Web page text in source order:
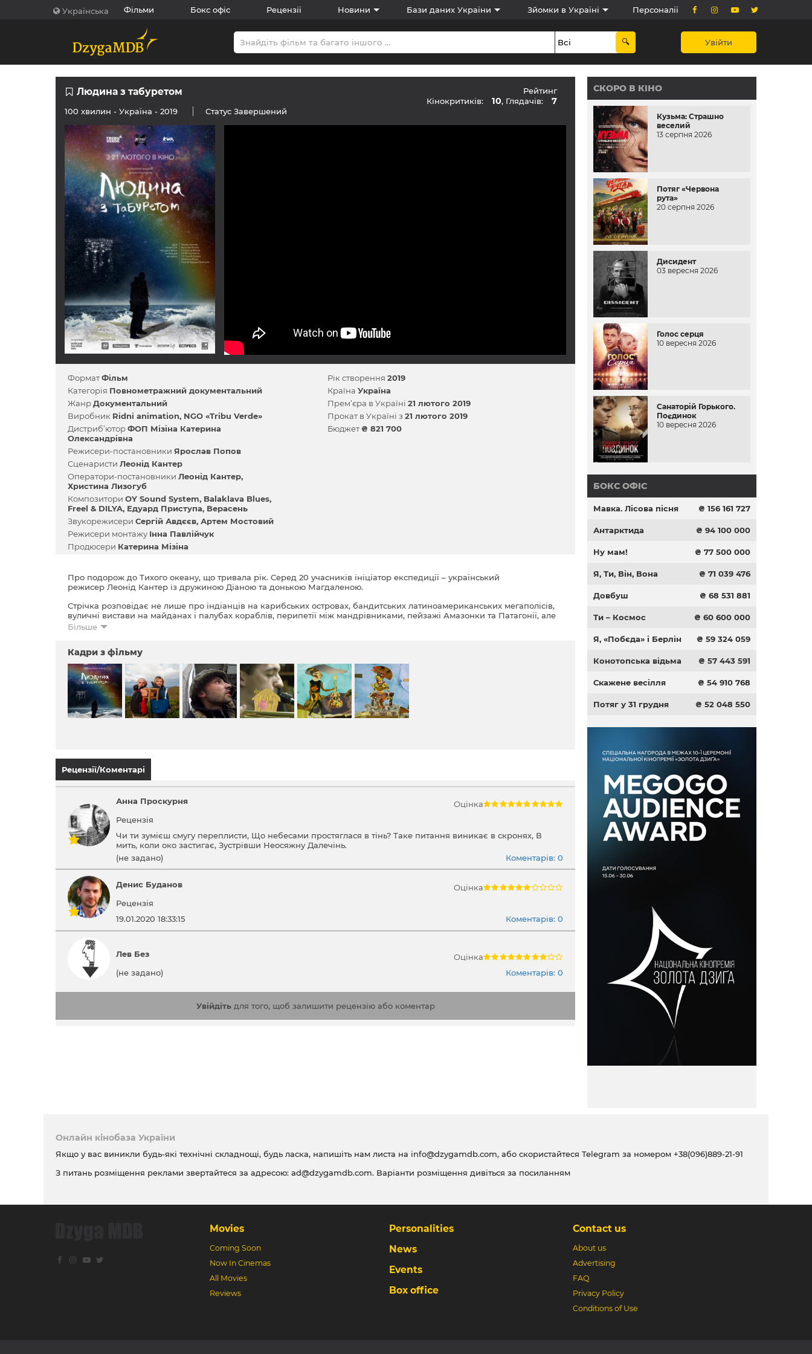
Українська Фільми Бокс офіс Рецензії Новини Бази даних України Зйомки в Україні Персоналії
Увійти
Людина з табуретом
100 хвилин - Україна - 2019 Статус Завершений
Рейтинг
Кінокритиків:
10, Глядачів: 7
ФорматФільм
Категорія Повнометражний документальний
ЖанрДокументальний
Виробник Ridni animation NGO «Tribu Verde»
Дистриб’юторФОП Мізіна Катерина
Олександрівна
Режисери-постановники Ярослав Попов
Сценаристи Леонід Кантер
Оператори-постановники Леонід Кантер
Христина Лизогуб
Композитори OY Sound System Balaklava Blues
Freel & DILYA Едуард Приступа Верасень
Звукорежисери Сергій Авдєєв Артем Мостовий
Режисери монтажу Інна Павлійчук
Продюсери Катерина Мізіна
Рік створення 2019
Країна Україна
Прем’єра в Україні 21 лютого 2019
Прокат в Україні з 21 лютого 2019
Бюджет ₴ 821 700
Про подорож до Тихого океану, що тривала рік. Серед 20 учасників ініціатор експедиції – український
режисер Леонід Кантер із дружиною Діаною та донькою Магдаленою.
Стрічка розповідає не лише про індіанців на карибських островах, бандитських латиноамериканських мегаполісів,
вуличні вистави на майданах і палубах кораблів, перипетії між мандрівниками, пейзажі Амазонки та Патагонії, але
й про самого Леоніда Кантера – його «країну мрій», боротьбу за Україну, життя та смерть. Загалом, носячи табурети,
У фільмі використано прощальне відео Леоніда Кантера, яке він зняв перед смертю.
Більше
Кадри з фільму
Рецензії/Коментарі
Анна Проскурня
Оцінка
Рецензія
Чи ти зумієш смугу переплисти, Що небесами простяглася в тінь? Таке питання виникає в скронях, В
мить, коли око застигає, Зустрівши Неосяжну Далечінь.
(не задано)
Коментарів: 0
Денис Буданов
Оцінка
Рецензія
19.01.2020 18:33:15
Коментарів: 0
Лев Без
Оцінка
(не задано)
Коментарів: 0
Увійдітьдля того, щоб залишити рецензію або коментар
СКОРО В КІНО
Кузьма: Страшно
веселий
13 серпня 2026
Потяг «Червона
рута»
20 серпня 2026
Дисидент
03 вересня 2026
Голос серця
10 вересня 2026
Санаторій Горького.
Поєдинок
10 вересня 2026
БОКС ОФІС
Мавка. Лісова пісня ₴ 156 161 727
Антарктида ₴ 94 100 000
Ну мам! ₴ 77 500 000
Я, Ти, Він, Вона ₴ 71 039 476
Довбуш ₴ 68 531 881
Ти – Космос ₴ 60 600 000
Я, «Побєда» і Берлін ₴ 59 324 059
Конотопська відьма ₴ 57 443 591
Скажене весілля ₴ 54 910 768
Потяг у 31 грудня ₴ 52 048 550
Онлайн кінобаза України
Якщо у вас виникли будь-які технічні складнощі, будь ласка, напишіть нам листа на info@dzygamdb.com, або скористайтеся Telegram за номером +38(096)889-21-91
З питань розміщення реклами звертайтеся за адресою: ad@dzygamdb.com. Варіанти розміщення дивіться за посиланням
Movies
Coming Soon
Now In Cinemas
All Movies
Reviews
Personalities
News
Events
Box office
Contact us
About us
Advertising
FAQ
Privacy Policy
Conditions of Use